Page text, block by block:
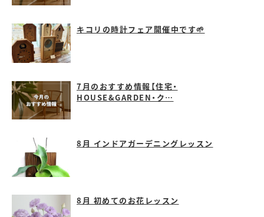
キコリの時計フェア開催中です🌱
7月のおすすめ情報【住宅・
HOUSE&GARDEN・ク…
8月 インドアガーデニングレッスン
8月 初めてのお花レッスン